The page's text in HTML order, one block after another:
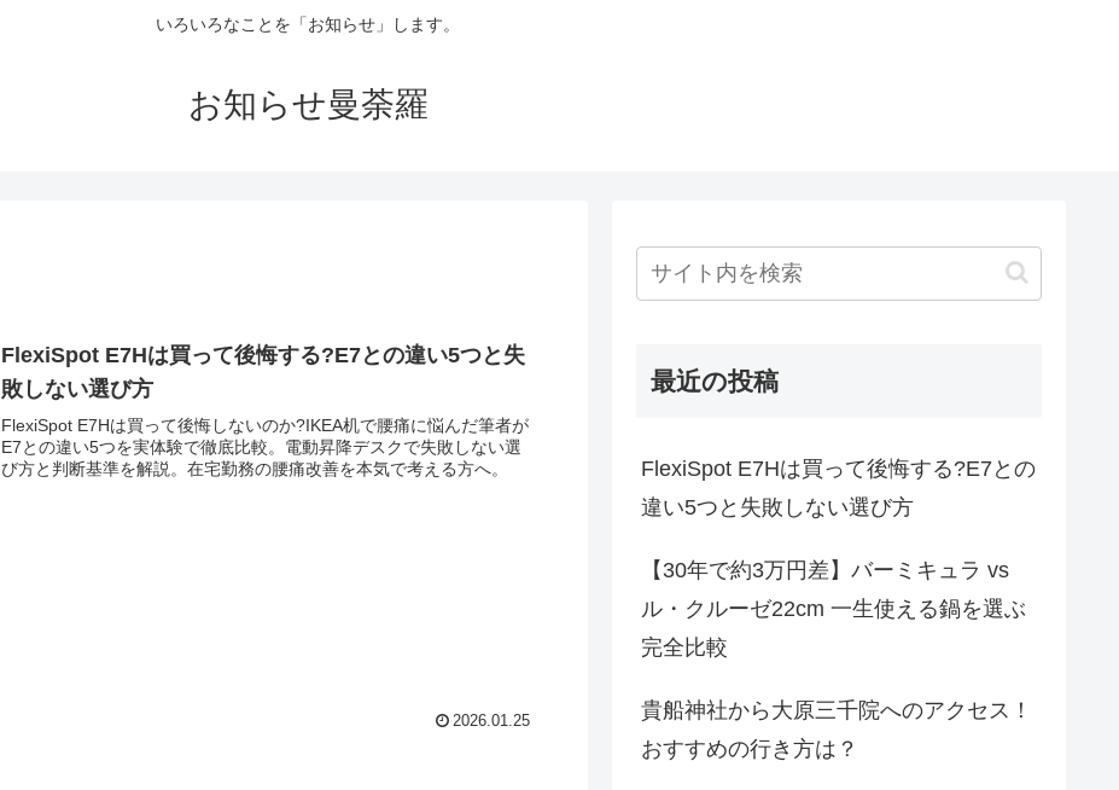
いろいろなことを「お知らせ」します。
お知らせ曼荼羅
FlexiSpot E7Hは買って後悔する?E7との違い5つと失
敗しない選び方
FlexiSpot E7Hは買って後悔しないのか?IKEA机で腰痛に悩んだ筆者が
E7との違い5つを実体験で徹底比較。電動昇降デスクで失敗しない選
び方と判断基準を解説。在宅勤務の腰痛改善を本気で考える方へ。
2026.01.25
最近の投稿
FlexiSpot E7Hは買って後悔する?E7との
違い5つと失敗しない選び方
【30年で約3万円差】バーミキュラ vs
ル・クルーゼ22cm 一生使える鍋を選ぶ
完全比較
貴船神社から大原三千院へのアクセス！
おすすめの行き方は？